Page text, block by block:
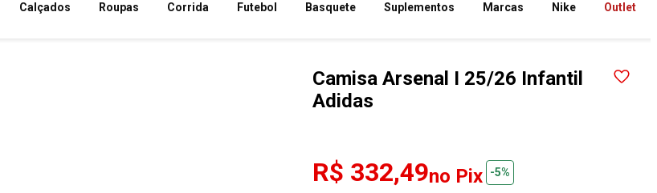
Calçados Roupas Corrida Futebol Basquete Suplementos Marcas Nike Outlet
Camisa Arsenal I 25/26 Infantil
Adidas
R$ 332,49no Pix -5%